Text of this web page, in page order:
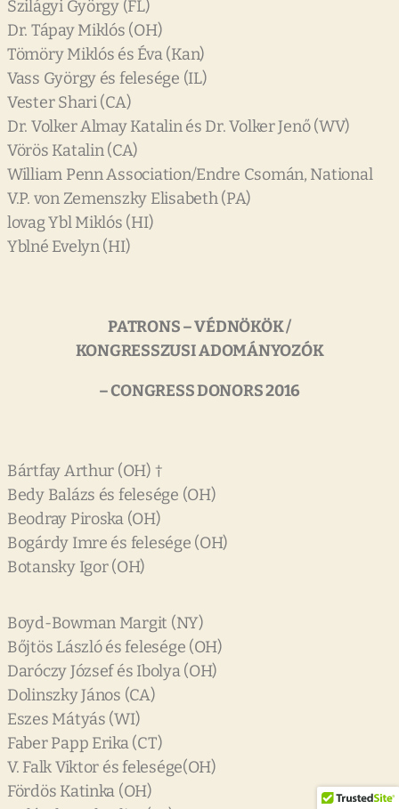
Szilágyi György (FL)
Dr. Tápay Miklós (OH)
Tömöry Miklós és Éva (Kan)
Vass György és felesége (IL)
Vester Shari (CA)
Dr. Volker Almay Katalin és Dr. Volker Jenő (WV)
Vörös Katalin (CA)
William Penn Association/Endre Csomán, National
V.P. von Zemenszky Elisabeth (PA)
lovag Ybl Miklós (HI)
Yblné Evelyn (HI)
PATRONS – VÉDNÖKÖK /
KONGRESSZUSI ADOMÁNYOZÓK
– CONGRESS DONORS 2016
Bártfay Arthur (OH) †
Bedy Balázs és felesége (OH)
Beodray Piroska (OH)
Bogárdy Imre és felesége (OH)
Botansky Igor (OH)
Boyd-Bowman Margit (NY)
Bőjtös László és felesége (OH)
Daróczy József és Ibolya (OH)
Dolinszky János (CA)
Eszes Mátyás (WI)
Faber Papp Erika (CT)
V. Falk Viktor és felesége(OH)
Fördös Katinka (OH)